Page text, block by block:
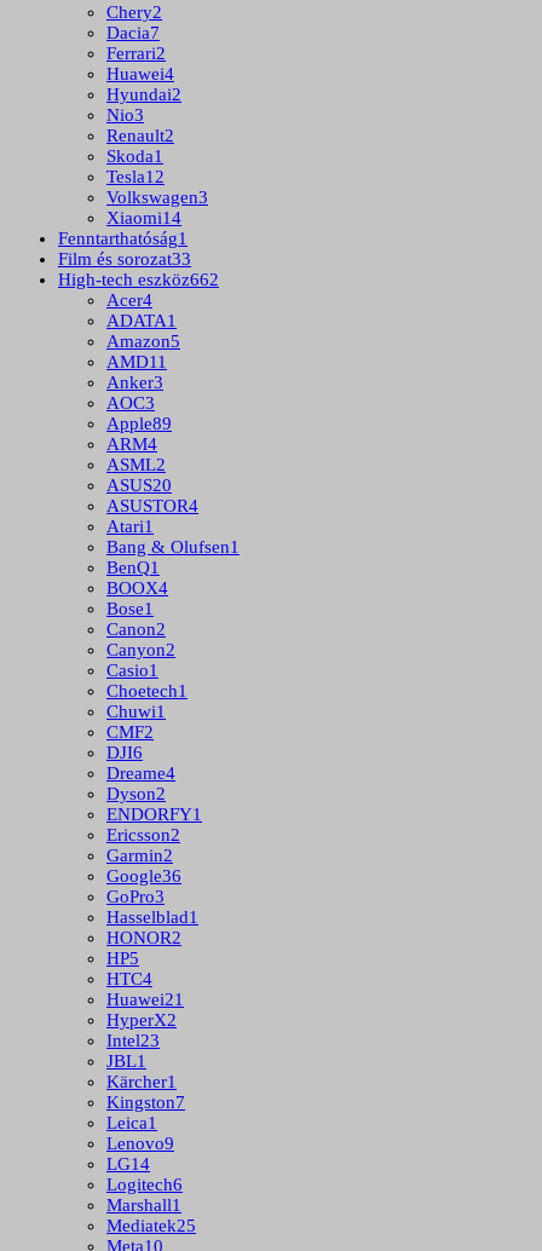
Chery2
Dacia7
Ferrari2
Huawei4
Hyundai2
Nio3
Renault2
Skoda1
Tesla12
Volkswagen3
Xiaomi14
Fenntarthatóság1
Film és sorozat33
High-tech eszköz662
Acer4
ADATA1
Amazon5
AMD11
Anker3
AOC3
Apple89
ARM4
ASML2
ASUS20
ASUSTOR4
Atari1
Bang & Olufsen1
BenQ1
BOOX4
Bose1
Canon2
Canyon2
Casio1
Choetech1
Chuwi1
CMF2
DJI6
Dreame4
Dyson2
ENDORFY1
Ericsson2
Garmin2
Google36
GoPro3
Hasselblad1
HONOR2
HP5
HTC4
Huawei21
HyperX2
Intel23
JBL1
Kärcher1
Kingston7
Leica1
Lenovo9
LG14
Logitech6
Marshall1
Mediatek25
Meta10